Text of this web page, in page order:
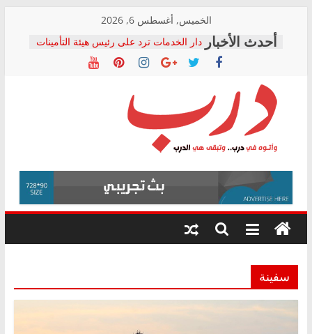
content
الخميس, أغسطس 6, 2026
دار الخدمات ترد على رئيس هيئة التأمينات
بعد مؤتمره الصحفي: إنكار الأزمة لا ينهي
معاناة أصحاب المعاشات.. ونطالب بكشف
فرحات سليمان يكتب: القطاع الصحي إلى
أين؟
حزب التحالف الشعبي يطلق لجنة “الحق
في الصحة” بالإسكندرية لرصد الانتهاكات
ودعم المرضى
الوزاري لمدينة الصحفيين.. وانتهاء أعمال
إنشاء المبنى الإداري
المجلس القومي لحقوق الإنسان يعلن
متابعة قضية الدكتور محمد زهران.. ويؤكد:
قرينة البراءة وضمانات المحاكمة العادلة
درب
وأتوه
درب..
وتبقى
هي
سفينة